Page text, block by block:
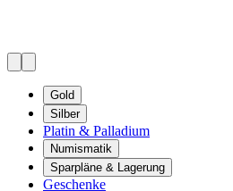
Gold
Silber
Platin & Palladium
Numismatik
Sparpläne & Lagerung
Geschenke